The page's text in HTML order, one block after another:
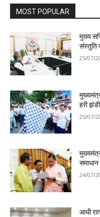
MOST POPULAR
मुख्य
संस्तुति
25/07/
हरी झंडी
25/07/
समाधान
24/07/
आधी